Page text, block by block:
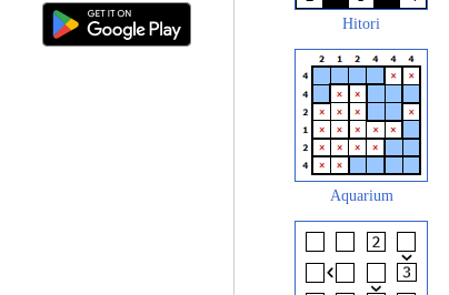
Hitori
Aquarium